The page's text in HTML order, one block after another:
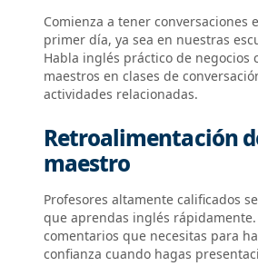
Comienza a tener conversaciones
primer día, ya sea en nuestras
Habla inglés práctico de negocios
maestros en clases de
actividades relacionadas.
Retroalimentación
maestro
Profesores altamente calificados
que aprendas inglés
comentarios que necesitas para
confianza cuando hagas